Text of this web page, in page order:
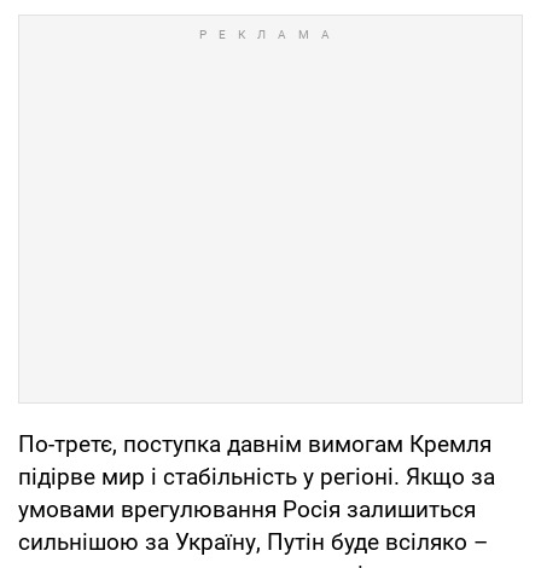
По-третє, поступка давнім вимогам Кремля
підірве мир і стабільність у регіоні. Якщо за
умовами врегулювання Росія залишиться
сильнішою за Україну, Путін буде всіляко –